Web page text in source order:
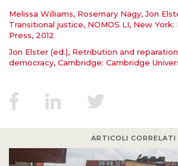
Melissa Williams, Rosemary Nagy, Jon
Transitional justice, NOMOS LI, New
Press, 2012
Jon Elster (ed.), Retribution and
democracy, Cambridge: Cambridge
ARTICOLI CORRELATI